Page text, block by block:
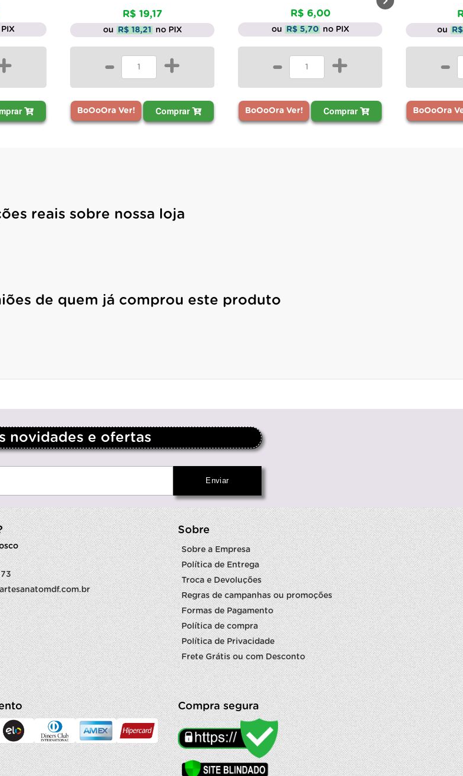
R$ 19,17
ou R$ 18,21 no PIX
+
BoOoOra Ver! Comprar
R$ 6,00
ou R$ 5,70 no PIX
+
BoOoOra Ver! Comprar
R$ 66,13
ou R$ 62,82
BoOoOra Ver!
reais sobre nossa loja
de quem já comprou este produto
novidades e ofertas
Sobre
Sobre a Empresa
Política de Entrega
Troca e Devoluções
Regras de campanhas ou promoções
Formas de Pagamento
Política de compra
Política de Privacidade
Frete Grátis ou com Desconto
Compra segura